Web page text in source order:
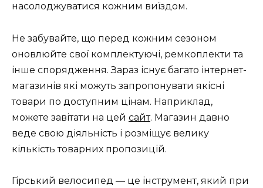
насолоджуватися кожним виїздом.
Не забувайте, що перед кожним сезоном
оновлюйте свої комплектуючі, ремкоплекти та
інше спорядження. Зараз існує багато інтернет-
магазинів які можуть запропонувати якісні
товари по доступним цінам. Наприклад,
можете завітати на цей сайт. Магазин давно
веде свою діяльність і розміщує велику
кількість товарних пропозицій.
Гірський велосипед — це інструмент, який при